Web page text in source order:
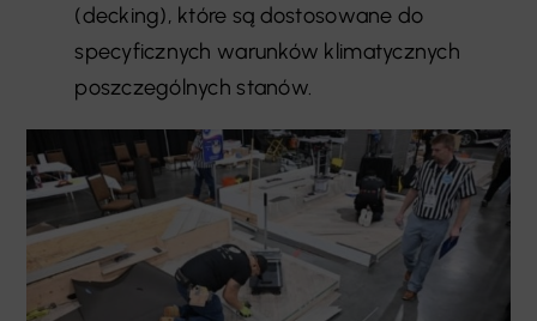
(decking), które są dostosowane do
specyficznych warunków klimatycznych
poszczególnych stanów.